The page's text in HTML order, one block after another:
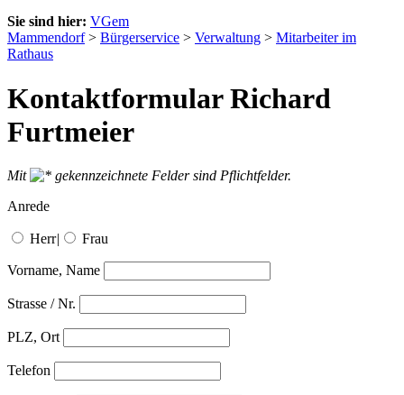
Sie sind hier: VGem
Mammendorf> Bürgerservice > Verwaltung > Mitarbeiter im
Rathaus
Kontaktformular Richard
Furtmeier
Mit
gekennzeichnete Felder sind Pflichtfelder.
Anrede
Herr| Frau
Vorname, Name
Strasse / Nr.
PLZ, Ort
Telefon